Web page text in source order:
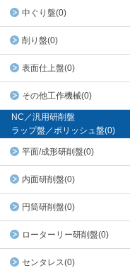
中ぐり盤(0)
削り盤(0)
表面仕上盤(0)
その他工作機械(0)
NC／汎用研削盤
ラップ盤／ポリッシュ盤(0)
平面/成形研削盤(0)
内面研削盤(0)
円筒研削盤(0)
ローターリー研削盤(0)
センタレス(0)